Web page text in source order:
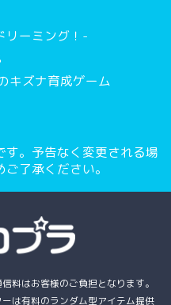
リーミング！-
キズナ育成ゲーム
。予告なく変更される場
了承ください。
料はお客様のご負担となります。
は有料のランダム型アイテム提供